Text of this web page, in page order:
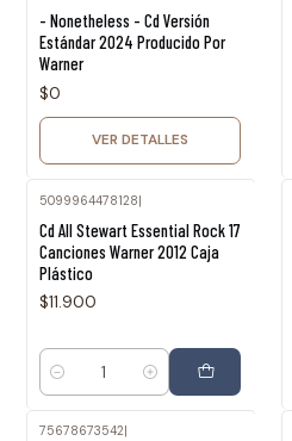
- Nonetheless - Cd Versión
Estándar 2024 Producido Por
Warner
$0
VER DETALLES
5099964478128|
Cd All Stewart Essential Rock 17
Canciones Warner 2012 Caja
Plástico
$11.900
Cantidad
75678673542|